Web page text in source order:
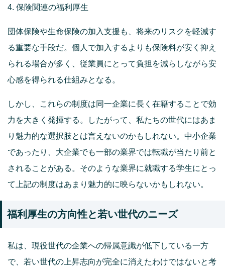
4. 保険関連の福利厚生
団体保険や生命保険の加入支援も、将来のリスクを軽減す
る重要な手段だ。個人で加入するよりも保険料が安く抑え
られる場合が多く、従業員にとって負担を減らしながら安
心感を得られる仕組みとなる。
しかし、これらの制度は同一企業に長く在籍することで効
力を大きく発揮する。したがって、私たちの世代にはあま
り魅力的な選択肢とは言えないのかもしれない。中小企業
であったり、大企業でも一部の業界では転職が当たり前と
されることがある。そのような業界に就職する学生にとっ
て上記の制度はあまり魅力的に映らないかもしれない。
福利厚生の方向性と若い世代のニーズ
私は、現役世代の企業への帰属意識が低下している一方
で、若い世代の上昇志向が完全に消えたわけではないと考